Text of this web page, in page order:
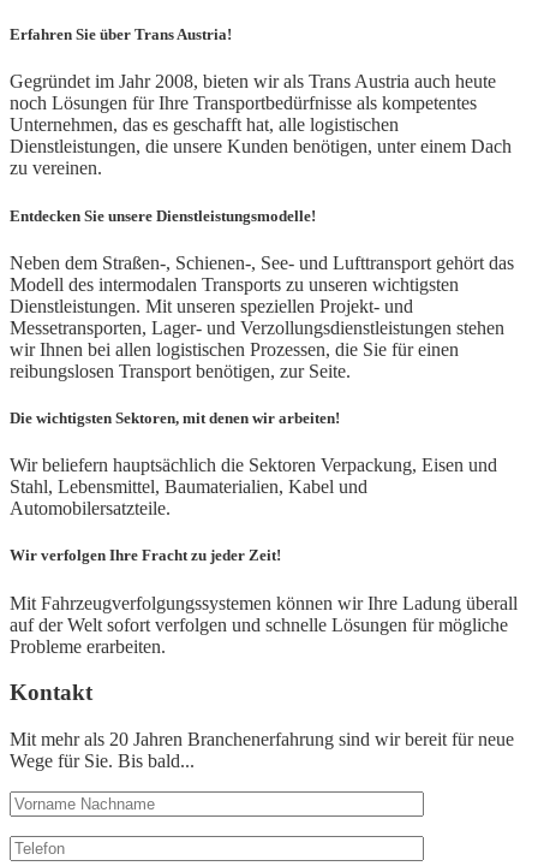
Erfahren Sie über Trans Austria!
Gegründet im Jahr 2008, bieten wir als Trans Austria auch heute
noch Lösungen für Ihre Transportbedürfnisse als kompetentes
Unternehmen, das es geschafft hat, alle logistischen
Dienstleistungen, die unsere Kunden benötigen, unter einem Dach
zu vereinen.
Entdecken Sie unsere Dienstleistungsmodelle!
Neben dem Straßen-, Schienen-, See- und Lufttransport gehört das
Modell des intermodalen Transports zu unseren wichtigsten
Dienstleistungen. Mit unseren speziellen Projekt- und
Messetransporten, Lager- und Verzollungsdienstleistungen stehen
wir Ihnen bei allen logistischen Prozessen, die Sie für einen
reibungslosen Transport benötigen, zur Seite.
Die wichtigsten Sektoren, mit denen wir arbeiten!
Wir beliefern hauptsächlich die Sektoren Verpackung, Eisen und
Stahl, Lebensmittel, Baumaterialien, Kabel und
Automobilersatzteile.
Wir verfolgen Ihre Fracht zu jeder Zeit!
Mit Fahrzeugverfolgungssystemen können wir Ihre Ladung überall
auf der Welt sofort verfolgen und schnelle Lösungen für mögliche
Probleme erarbeiten.
Kontakt
Mit mehr als 20 Jahren Branchenerfahrung sind wir bereit für neue
Wege für Sie. Bis bald...